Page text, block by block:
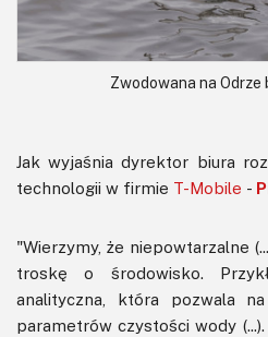
Zwodowana na
Jak wyjaśnia dyrektor biura
technologii w firmie T-Mobile -
"Wierzymy, że niepowtarzalne
troskę o środowisko.
analityczna, która pozwala
parametrów czystości wody